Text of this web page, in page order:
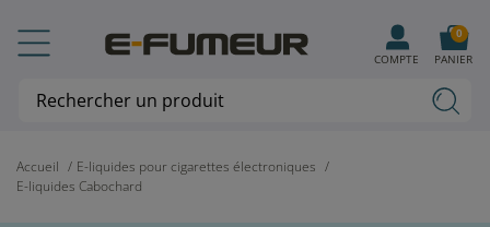
Accueil
E-liquides pour cigarettes électroniques
E-liquides Cabochard
COMPTE PANIER
0